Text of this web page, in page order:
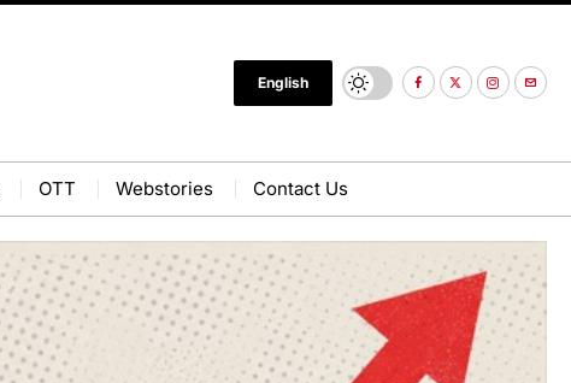
English
OTT Webstories Contact Us